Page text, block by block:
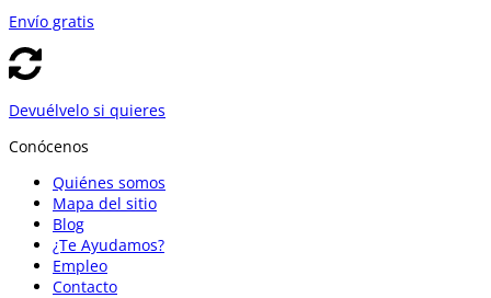
Envío gratis
Devuélvelo si quieres
Conócenos
Quiénes somos
Mapa del sitio
Blog
¿Te Ayudamos?
Empleo
Contacto